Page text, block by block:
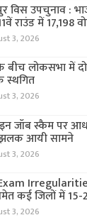
विस उपचुनाव :
राउंड में 17,198
3, 2026
बीच लोकसभा में
3, 2026
जॉब स्कैम पर
आयी सामने
3, 2026
कई जिलों में 15-
3, 2026